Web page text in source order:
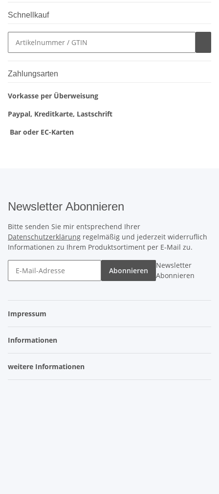
Schnellkauf
Zahlungsarten
Vorkasse per Überweisung
Paypal, Kreditkarte, Lastschrift
Bar oder EC-Karten
Newsletter Abonnieren
Bitte senden Sie mir entsprechend Ihrer
Datenschutzerklärung regelmäßig und jederzeit widerruflich
Informationen zu Ihrem Produktsortiment per E-Mail zu.
Abonnieren
Newsletter
Abonnieren
Impressum
Informationen
weitere Informationen